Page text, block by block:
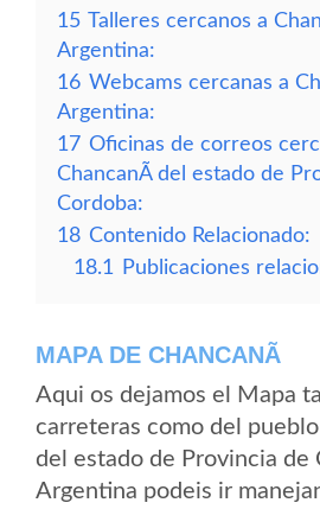
15 Talleres cercanos a
Argentina:
16 Webcams cercanas a
Argentina:
17 Oficinas de correos
ChancanÃ­ del estado de
Cordoba:
18 Contenido Relacionado:
18.1
Publicaciones
MAPA DE CHANCANÃ­
Aqui os dejamos el Mapa
carreteras como del
del estado de Provincia de
Argentina podeis ir